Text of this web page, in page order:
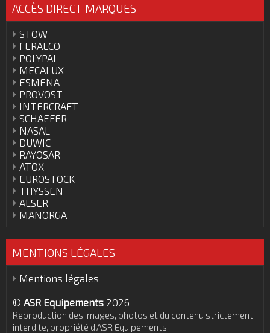
ACCÈS DIRECT MARQUES
STOW
FERALCO
POLYPAL
MECALUX
ESMENA
PROVOST
INTERCRAFT
SCHAEFER
NASAL
DUWIC
RAYOSAR
ATOX
EUROSTOCK
THYSSEN
ALSER
MANORGA
MENTIONS LÉGALES
Mentions légales
© ASR Equipements 2026
Reproduction des images, photos et du contenu strictement
interdite, propriété d'ASR Equipements